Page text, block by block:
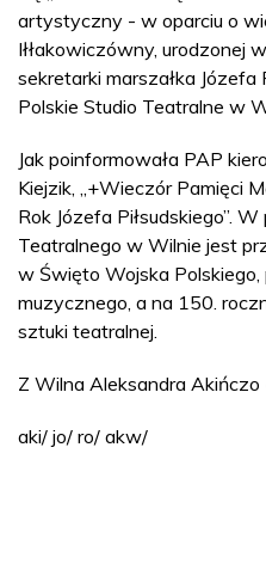
artystyczny - w oparciu o
Iłłakowiczówny, urodzonej
sekretarki marszałka
Polskie Studio Teatralne w
Jak poinformowała PAP
Kiejzik, „+Wieczór Pamięci
Rok Józefa Piłsudskiego”.
Teatralnego w Wilnie jest
w Święto Wojska
muzycznego, a na 150.
sztuki teatralnej.
Z Wilna Aleksandra Akińczo
aki/ jo/ ro/ akw/